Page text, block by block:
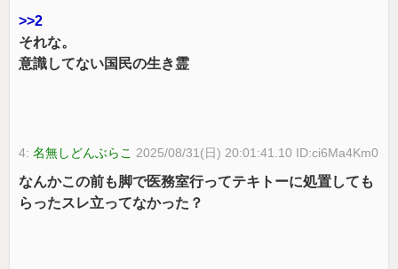
>>2
それな。
意識してない国民の生き霊
4:名無しどんぶらこ 2025/08/31(日) 20:01:41.10 ID:ci6Ma4Km0
なんかこの前も脚で医務室行ってテキトーに処置しても
らったスレ立ってなかった？